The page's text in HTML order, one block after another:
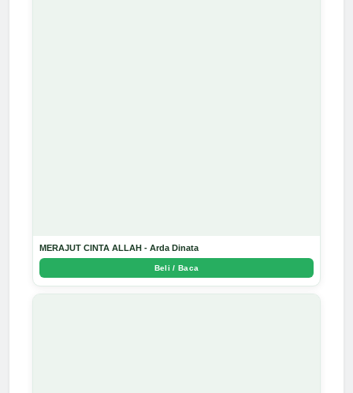
MERAJUT CINTA ALLAH - Arda Dinata
Beli / Baca